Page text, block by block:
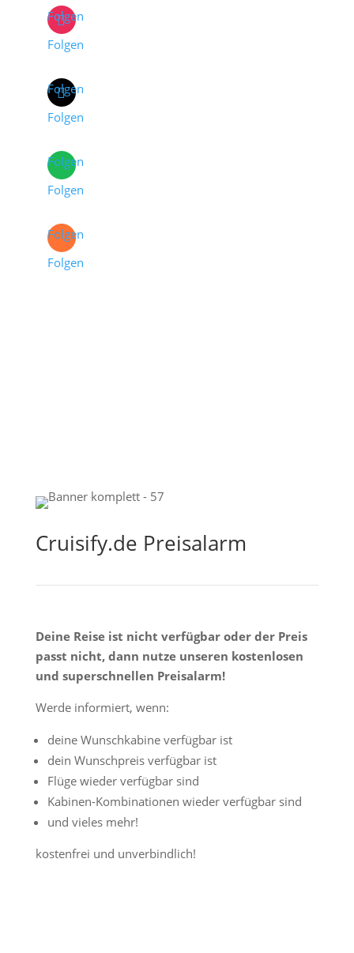
Folgen
Folgen
Folgen
Folgen
Folgen
Folgen
Folgen
Folgen
Cruisify.de Preisalarm
Deine Reise ist nicht verfügbar oder der Preis
passt nicht, dann nutze unseren kostenlosen
und superschnellen Preisalarm!
Werde informiert, wenn:
deine Wunschkabine verfügbar ist
dein Wunschpreis verfügbar ist
Flüge wieder verfügbar sind
Kabinen-Kombinationen wieder verfügbar sind
und vieles mehr!
kostenfrei und unverbindlich!